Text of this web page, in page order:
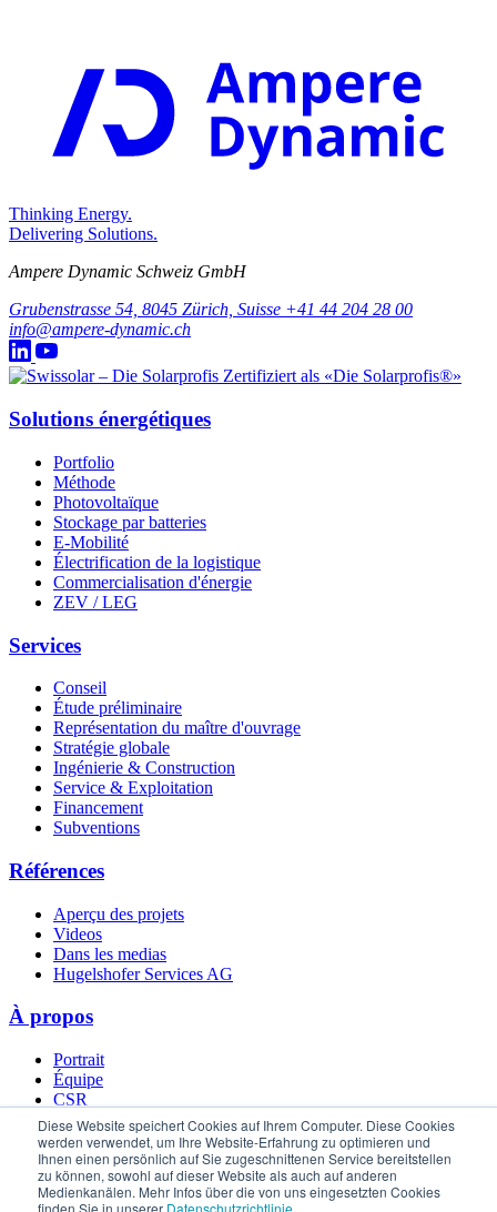
Diese Website speichert Cookies auf Ihrem Computer. Diese Cookies
werden verwendet, um Ihre Website-Erfahrung zu optimieren und
Ihnen einen persönlich auf Sie zugeschnittenen Service bereitstellen
zu können, sowohl auf dieser Website als auch auf anderen
Medienkanälen. Mehr Infos über die von uns eingesetzten Cookies
finden Sie in unserer Datenschutzrichtlinie
Thinking Energy.
Delivering Solutions.
Ampere Dynamic Schweiz GmbH
Grubenstrasse 54, 8045 Zürich, Suisse +41 44 204 28 00
info@ampere-dynamic.ch
Zertifiziert als «Die Solarprofis®»
Solutions énergétiques
Portfolio
Méthode
Photovoltaïque
Stockage par batteries
E-Mobilité
Électrification de la logistique
Commercialisation d'énergie
ZEV / LEG
Services
Conseil
Étude préliminaire
Représentation du maître d'ouvrage
Stratégie globale
Ingénierie & Construction
Service & Exploitation
Financement
Subventions
Références
Aperçu des projets
Videos
Dans les medias
Hugelshofer Services AG
À propos
Portrait
Équipe
CSR
Nos partenaires
Service Desk
Actualités
Carrières
Connaissances